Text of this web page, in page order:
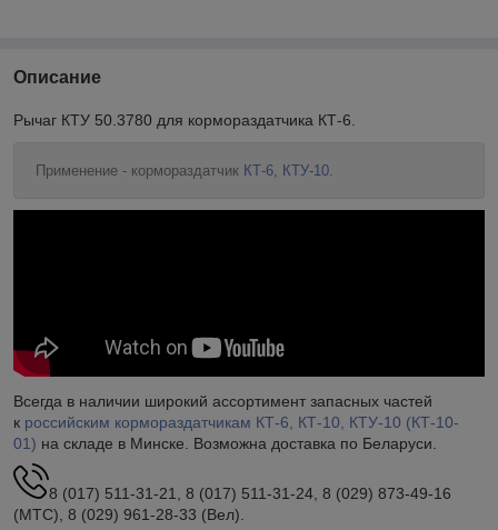
Описание
Рычаг КТУ 50.3780 для кормораздатчика КТ-6.
Применение - кормораздатчик КТ-6 КТУ-10
Всегда в наличии широкий ассортимент запасных частей
к российским кормораздатчикам КТ-6, КТ-10, КТУ-10 (КТ-10-
01) на складе в Минске. Возможна доставка по Беларуси.
8 (017) 511-31-21, 8 (017) 511-31-24, 8 (029) 873-49-16
(МТС), 8 (029) 961-28-33 (Вел).